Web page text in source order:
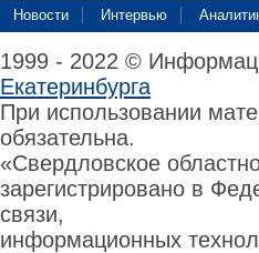
Новости Интервью
1999 - 2022 ©
Екатеринбурга
При использовании
обязательна.
«Свердловское
зарегистрировано в
связи,
информационных